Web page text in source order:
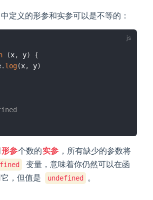
中定义的形参和实参可以是不等的：
(x, y)
{
. log(x, y)
形参个数的实参 ，所有缺少的参数将
变量，意味着你仍然可以在函
，但值是
undefined 。